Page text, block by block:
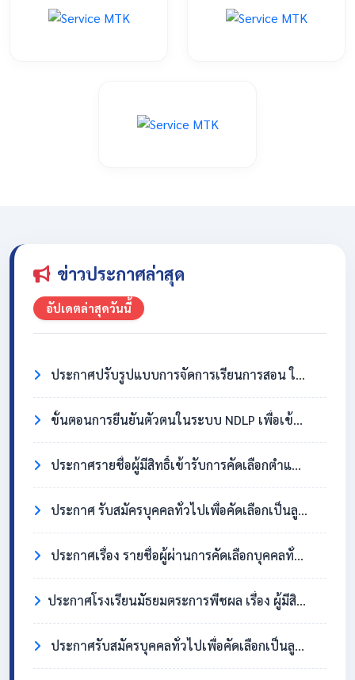
ข่าวประกาศล่าสุด
อัปเดตล่าสุดวันนี้
ประกาศปรับรูปแบบการจัดการเรียนการสอน ในวันที่ 31 กรกฎาคม 2569
ขั้นตอนการยืนยันตัวตนในระบบ NDLP เพื่อเข้าใช้งาน Chromebook
ประกาศรายชื่อผู้มีสิทธิ์เข้ารับการคัดเลือกตำแหน่งครูอัตราจ้าง วิชาเอกสังคมศึกษา
ประกาศ รับสมัครบุคคลทั่วไปเพื่อคัดเลือกเป็นลูกจ้างชั่วคราว ตำแหน่งครูอัตราจ้าง วิชาเอกสังคมศึกษา
ประกาศเรื่อง รายชื่อผู้ผ่านการคัดเลือกบุคคลทั่วไปเพื่อจ้างเป็นลูกจ้างชั่วคราว ตำแหน่ง แม่บ้าน/นักการภารโรง
​ประกาศโรงเรียนมัธยมตระการพืชผล เรื่อง ผู้มีสิทธิ์เข้ารับการคัดเลือกบุคคลทั่วไปเพื่อจ้างเป็นลูกจ้างชั่วคราว ตำแหน่งแม่บ้าน / นักการภารโรง
ประกาศรับสมัครบุคคลทั่วไปเพื่อคัดเลือกเป็นลูกจ้างชั่วคราว ตำแหน่งแม่บ้าน / นักการภารโรง